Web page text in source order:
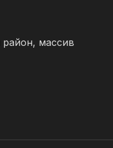
массив